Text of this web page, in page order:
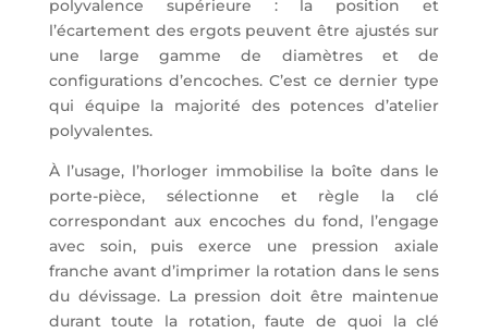
polyvalence supérieure : la position et
l’écartement des ergots peuvent être ajustés sur
une large gamme de diamètres et de
configurations d’encoches. C’est ce dernier type
qui équipe la majorité des potences d’atelier
polyvalentes.
À l’usage, l’horloger immobilise la boîte dans le
porte-pièce, sélectionne et règle la clé
correspondant aux encoches du fond, l’engage
avec soin, puis exerce une pression axiale
franche avant d’imprimer la rotation dans le sens
du dévissage. La pression doit être maintenue
durant toute la rotation, faute de quoi la clé